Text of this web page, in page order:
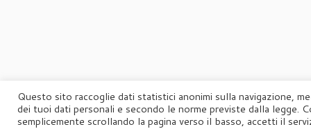
Questo sito raccoglie dati statistici anonimi sulla navigazione,
dei tuoi dati personali e secondo le norme previste dalla legge.
semplicemente scrollando la pagina verso il basso, accetti il